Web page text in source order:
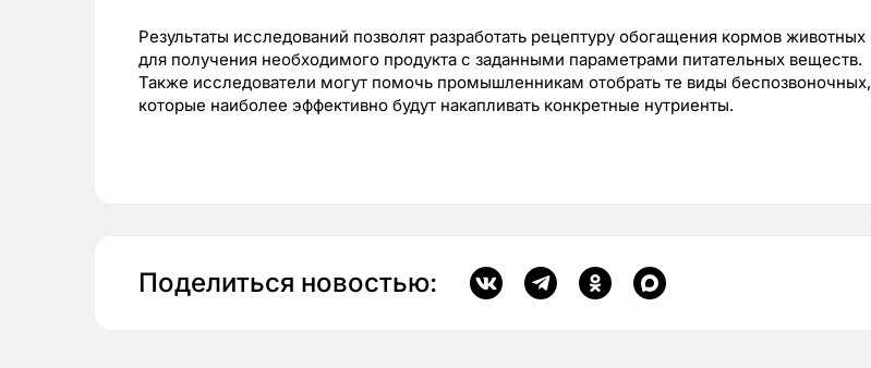
Результаты исследований позволят разработать рецептуру обогащения кормов животных
для получения необходимого продукта с заданными параметрами питательных веществ.
Также исследователи могут помочь промышленникам отобрать те виды беспозвоночных,
которые наиболее эффективно будут накапливать конкретные нутриенты.
Поделиться новостью: